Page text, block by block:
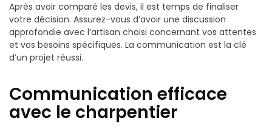
Après avoir comparé les devis, il est temps de finaliser
votre décision. Assurez-vous d’avoir une discussion
approfondie avec l’artisan choisi concernant vos attentes
et vos besoins spécifiques. La communication est la clé
d’un projet réussi.
Communication efficace
avec le charpentier